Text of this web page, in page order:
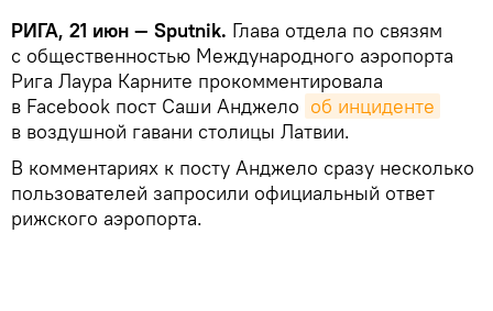
РИГА, 21 июн — Sputnik. Глава отдела по связям
с общественностью Международного аэропорта
Рига Лаура Карните прокомментировала
в Facebook пост Саши Анджело об инциденте
в воздушной гавани столицы Латвии.
В комментариях к посту Анджело сразу несколько
пользователей запросили официальный ответ
рижского аэропорта.